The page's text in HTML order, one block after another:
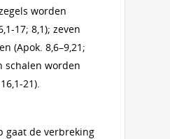
worden
17; 8,1); zeven
(Apok. 8,6–9,21;
schalen worden
21).
gaat de verbreking